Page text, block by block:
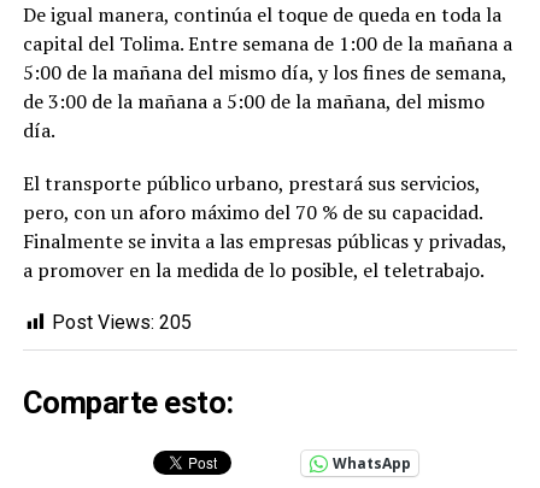
De igual manera, continúa el toque de queda en toda la
capital del Tolima. Entre semana de 1:00 de la mañana a
5:00 de la mañana del mismo día, y los fines de semana,
de 3:00 de la mañana a 5:00 de la mañana, del mismo
día.
El transporte público urbano, prestará sus servicios,
pero, con un aforo máximo del 70 % de su capacidad.
Finalmente se invita a las empresas públicas y privadas,
a promover en la medida de lo posible, el teletrabajo.
Post Views: 205
Comparte esto:
WhatsApp